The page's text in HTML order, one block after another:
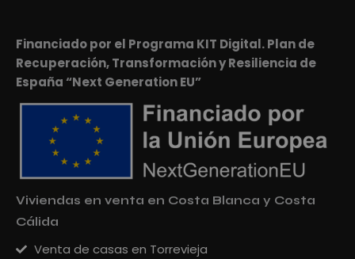
Financiado por el Programa KIT Digital. Plan de
Recuperación, Transformación y Resiliencia de
España “Next Generation EU”
Viviendas en venta en Costa Blanca y Costa
Cálida
Venta de casas en Torrevieja